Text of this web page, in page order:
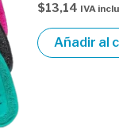
$13,14 IVA
Añadir al